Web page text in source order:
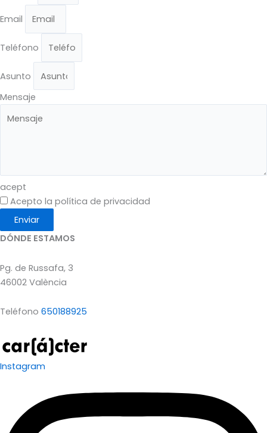
Email
Teléfono
Asunto
Mensaje
acept
Acepto la política de privacidad
Enviar
DÓNDE ESTAMOS
Pg. de Russafa, 3
46002 València
Teléfono 650188925
Instagram